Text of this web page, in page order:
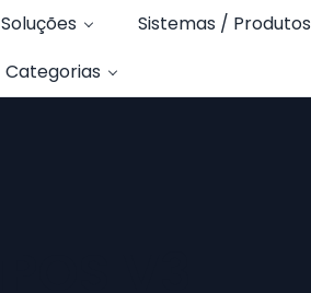
Soluções Sistemas / Produtos
Categorias